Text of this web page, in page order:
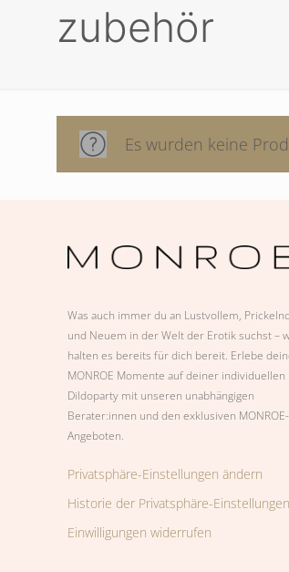
zubehör
Es wurden keine
Was auch immer du an Lustvollem,
und Neuem in der Welt der Erotik suchst –
halten es bereits für dich bereit. Erlebe
MONROE Momente auf deiner individuellen
Dildoparty mit unseren unabhängigen
Berater:innen und den exklusiven MONROE-
Angeboten.
Privatsphäre-Einstellungen ändern
Historie der Privatsphäre-Einstellungen
Einwilligungen widerrufen